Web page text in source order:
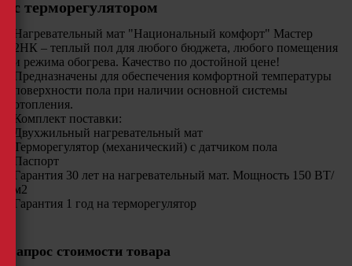
с терморегулятором
Нагревательный мат "Национальный комфорт" Мастер
2НК – теплый пол для любого бюджета, любого помещения
и режима обогрева. Качество по достойной цене!
Предназначены для обеспечения комфортной температуры
поверхности пола при наличии основной системы
отопления.
Комплект поставки:
Двухжильный нагревательный мат
Терморегулятор (механический) с датчиком пола
Паспорт
Гарантия 30 лет на нагревательный мат. Мощность 150 ВТ/
м2
Гарантия 1 год на терморегулятор
Запрос стоимости товара